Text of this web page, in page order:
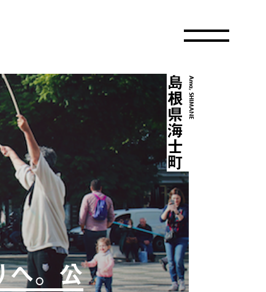
へ。公
Ama, SHIMANE
島根県海士町